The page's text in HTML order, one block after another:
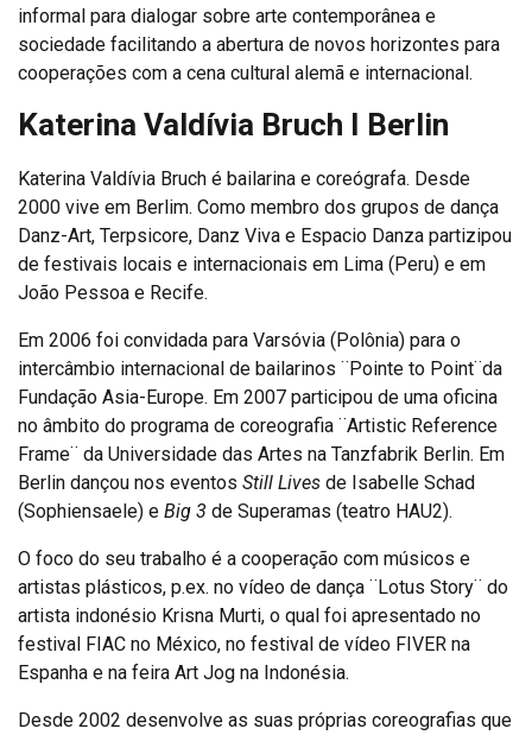
informal para dialogar sobre arte contemporânea e
sociedade facilitando a abertura de novos horizontes para
cooperações com a cena cultural alemã e internacional.
Katerina Valdívia Bruch I Berlin
Katerina Valdívia Bruch é bailarina e coreógrafa. Desde
2000 vive em Berlim. Como membro dos grupos de dança
Danz-Art, Terpsicore, Danz Viva e Espacio Danza partizipou
de festivais locais e internacionais em Lima (Peru) e em
João Pessoa e Recife.
Em 2006 foi convidada para Varsóvia (Polônia) para o
intercâmbio internacional de bailarinos ¨Pointe to Point¨da
Fundação Asia-Europe. Em 2007 participou de uma oficina
no âmbito do programa de coreografia ¨Artistic Reference
Frame¨ da Universidade das Artes na Tanzfabrik Berlin. Em
Berlin dançou nos eventos Still Lives de Isabelle Schad
(Sophiensaele) e Big 3 de Superamas (teatro HAU2).
O foco do seu trabalho é a cooperação com músicos e
artistas plásticos, p.ex. no vídeo de dança ¨Lotus Story¨ do
artista indonésio Krisna Murti, o qual foi apresentado no
festival FIAC no México, no festival de vídeo FIVER na
Espanha e na feira Art Jog na Indonésia.
Desde 2002 desenvolve as suas próprias coreografias que